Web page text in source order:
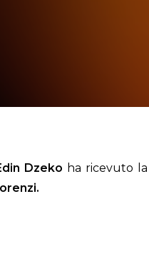
Dzeko ha ricevuto